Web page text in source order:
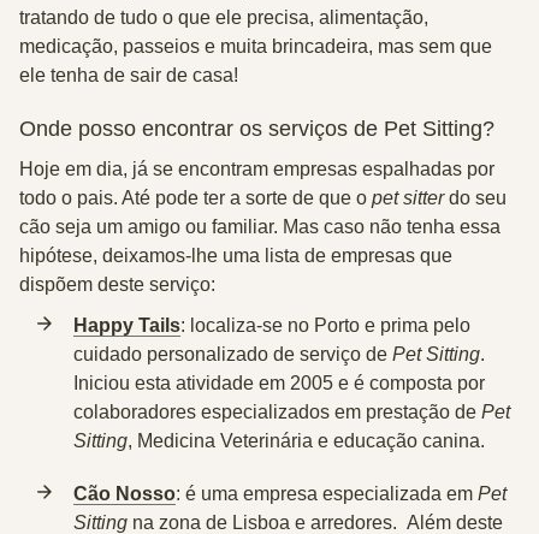
tratando de tudo o que ele precisa, alimentação,
medicação, passeios e muita brincadeira, mas sem que
ele tenha de sair de casa!
Onde posso encontrar os serviços de Pet Sitting?
Hoje em dia, já se encontram empresas espalhadas por
todo o pais. Até pode ter a sorte de que o pet sitterdo seu
cão seja um amigo ou familiar. Mas caso não tenha essa
hipótese, deixamos-lhe uma lista de empresas que
dispõem deste serviço:
Happy Tails: localiza-se no Porto e prima pelo
cuidado personalizado de serviço de Pet Sitting.
Iniciou esta atividade em 2005 e é composta por
colaboradores especializados em prestação de Pet
Sitting, Medicina Veterinária e educação canina.
Cão Nosso: é uma empresa especializada em Pet
Sitting na zona de Lisboa e arredores. Além deste